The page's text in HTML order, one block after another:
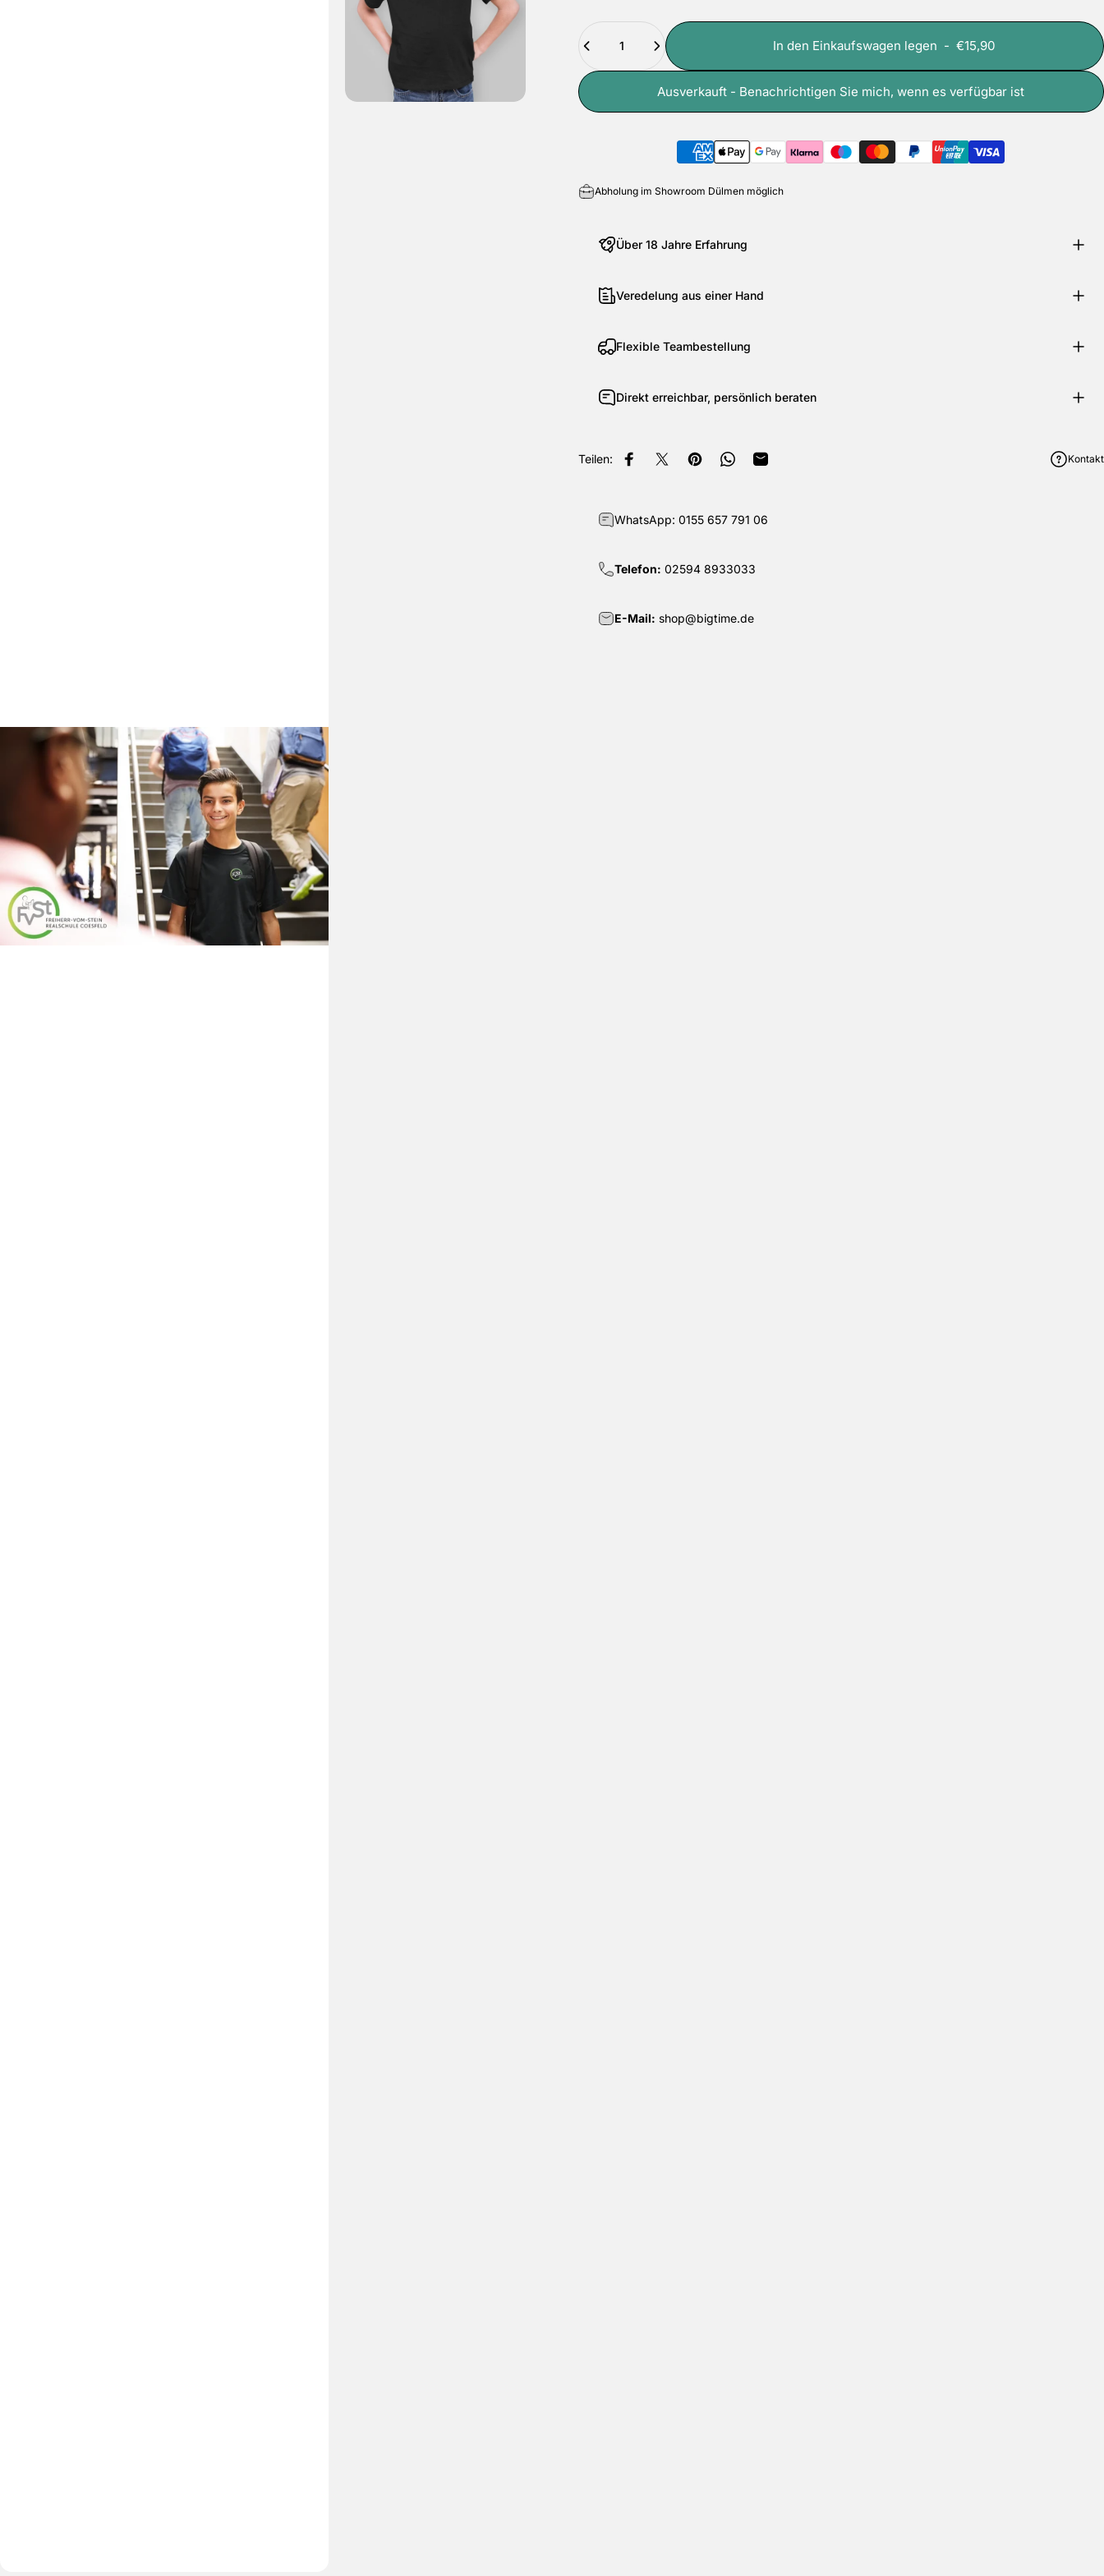
In den Einkaufswagen legen -€15,90
Ausverkauft - Benachrichtigen Sie mich, wenn es verfügbar ist
Abholung im Showroom Dülmen möglich
Über 18 Jahre Erfahrung
Veredelung aus einer Hand
Flexible Teambestellung
Direkt erreichbar, persönlich beraten
Teilen: Auf Facebook teilen
Auf X teilenAuf Pinterest pinnen
Auf WhatsApp teilen
Per E-Mail teilen Kontakt
WhatsApp: 0155 657 791 06
Telefon: 02594 8933033
E-Mail: shop@bigtime.de